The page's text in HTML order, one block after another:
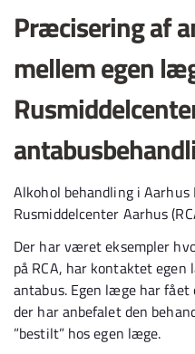
Præcisering af
mellem egen
Alkohol behandling i
Rusmiddelcenter Aarhus
Der har været eksempler
på RCA, har kontaktet egen
antabus. Egen læge har
der har anbefalet den
”bestilt” hos egen læge.